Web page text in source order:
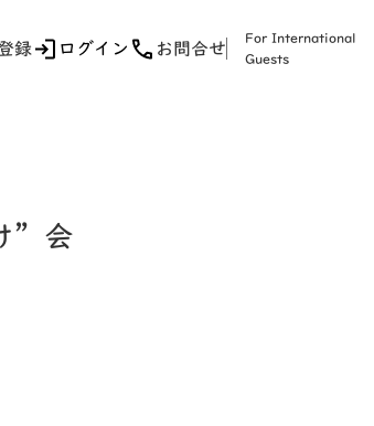
録 ログイン お問合せ
For International
Guests
”会